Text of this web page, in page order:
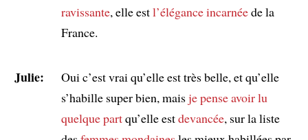
ravissante, elle estl’élégance incarnéede la
France.
Julie:
Oui c’est vrai qu’elle est très belle, et qu’elle
s’habille super bien, maisje pense avoir lu
quelque partqu’elle estdevancée, sur la liste